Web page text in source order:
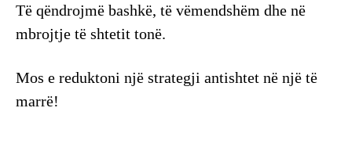
Të qëndrojmë bashkë, të vëmendshëm dhe në
mbrojtje të shtetit tonë.
Mos e reduktoni një strategji antishtet në një të
marrë!